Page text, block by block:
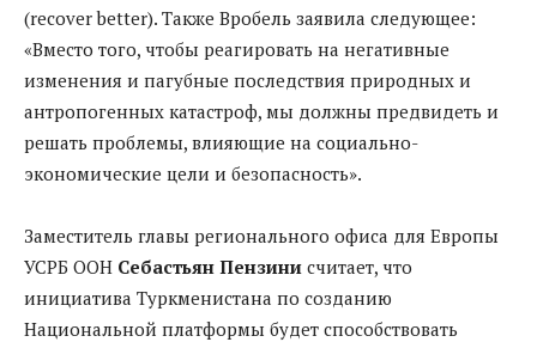
(recover better). Также Вробель заявила следующее:
«Вместо того, чтобы реагировать на негативные
изменения и пагубные последствия природных и
антропогенных катастроф, мы должны предвидеть и
решать проблемы, влияющие на социально-
экономические цели и безопасность».
Заместитель главы регионального офиса для Европы
УСРБ ООН Себастьян Пензини считает, что
инициатива Туркменистана по созданию
Национальной платформы будет способствовать